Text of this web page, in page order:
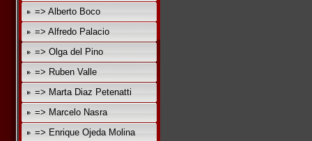
=> Alberto Boco
=> Alfredo Palacio
=> Olga del Pino
=> Ruben Valle
=> Marta Diaz Petenatti
=> Marcelo Nasra
=> Enrique Ojeda Molina